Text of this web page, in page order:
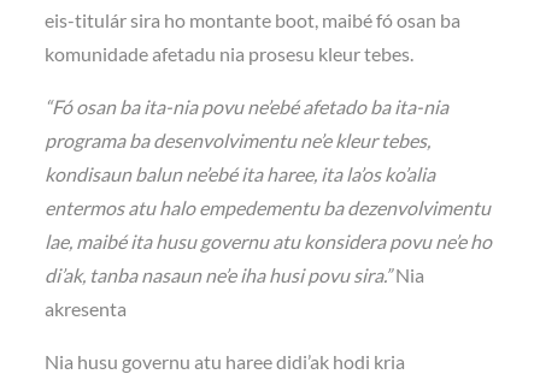
eis-titulár sira ho montante boot, maibé fó osan ba
komunidade afetadu nia prosesu kleur tebes.
“Fó osan ba ita-nia povu ne’ebé afetado ba ita-nia
programa ba desenvolvimentu ne’e kleur tebes,
kondisaun balun ne’ebé ita haree, ita la’os ko’alia
entermos atu halo empedementu ba dezenvolvimentu
lae, maibé ita husu governu atu konsidera povu ne’e ho
di’ak, tanba nasaun ne’e iha husi povu sira.”Nia
akresenta
Nia husu governu atu haree didi’ak hodi kria